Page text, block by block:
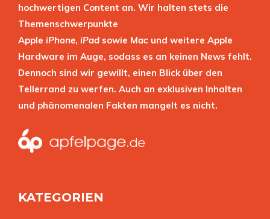
hochwertigen Content an. Wir halten stets die
Themenschwerpunkte
Apple iPhone, iPad sowie Mac und weitere Apple
Hardware im Auge, sodass es an keinen News fehlt.
Dennoch sind wir gewillt, einen Blick über den
Tellerrand zu werfen. Auch an exklusiven Inhalten
und phänomenalen Fakten mangelt es nicht.
KATEGORIEN